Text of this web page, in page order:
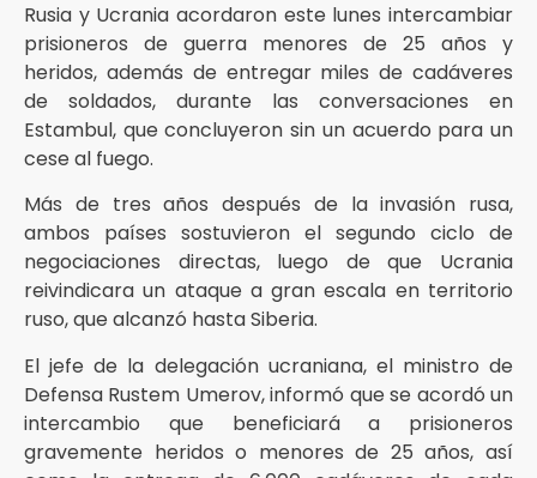
Rusia y Ucrania acordaron este lunes intercambiar
prisioneros de guerra menores de 25 años y
heridos, además de entregar miles de cadáveres
de soldados, durante las conversaciones en
Estambul, que concluyeron sin un acuerdo para un
cese al fuego.
Más de tres años después de la invasión rusa,
ambos países sostuvieron el segundo ciclo de
negociaciones directas, luego de que Ucrania
reivindicara un ataque a gran escala en territorio
ruso, que alcanzó hasta Siberia.
El jefe de la delegación ucraniana, el ministro de
Defensa Rustem Umerov, informó que se acordó un
intercambio que beneficiará a prisioneros
gravemente heridos o menores de 25 años, así